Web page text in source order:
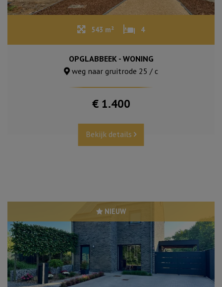
543 m² 4
OPGLABBEEK - WONING
weg naar gruitrode 25 / c
€ 1.400
Bekijk details
NIEUW